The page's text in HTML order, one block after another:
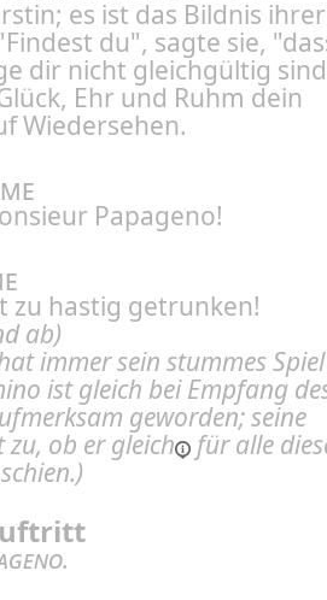
es ist das Bildnis ihrer
du", sagte sie,
dir nicht gleichgültig
Ehr und Ruhm dein
Wiedersehen.
Papageno!
zu hastig getrunken!
ab)
immer sein stummes Spiel
ist gleich bei Empfang
geworden; seine
zu, ob er gleich
für alle
.